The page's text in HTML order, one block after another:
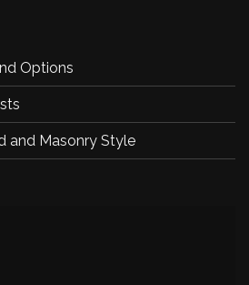
Options
and Masonry Style